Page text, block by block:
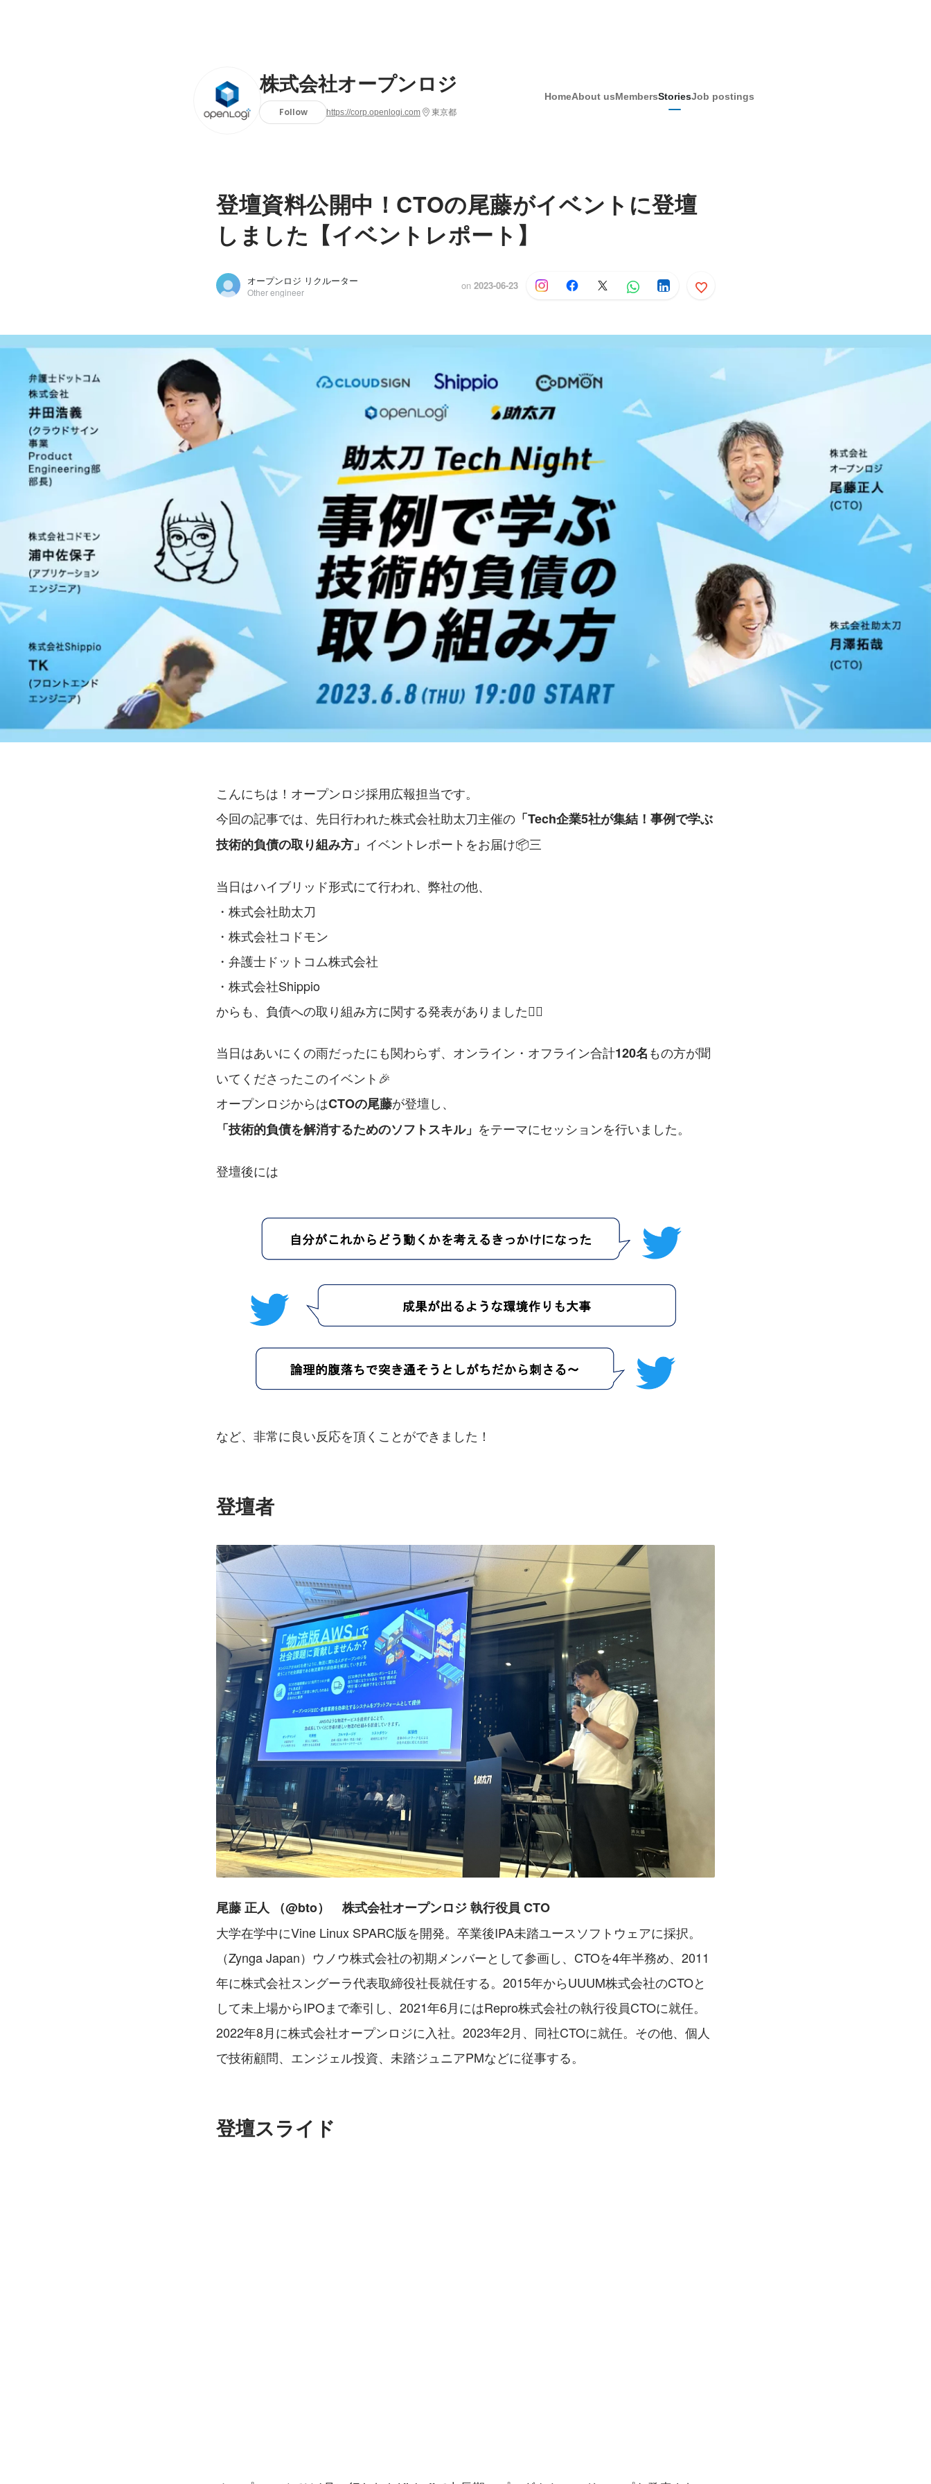
株式会社オープンロジ
Follow https://corp.openlogi.com 東京都
HomeAbout usMembersStoriesJob postings
登壇資料公開中！CTOの尾藤がイベントに登壇
しました【イベントレポート】
オープンロジ リクルーター
Other engineer
on 2023-06-23
こんにちは！オープンロジ採用広報担当です。
今回の記事では、先日行われた株式会社助太刀主催の 「Tech企業5社が集結！事例で学ぶ
技術的負債の取り組み方」 イベントレポートをお届け📦三
当日はハイブリッド形式にて行われ、弊社の他、
・株式会社助太刀
・株式会社コドモン
・弁護士ドットコム株式会社
・株式会社Shippio
からも、負債への取り組み方に関する発表がありました💁‍♀️
当日はあいにくの雨だったにも関わらず、オンライン・オフライン合計120名もの方が聞
いてくださったこのイベント🎉
オープンロジからはCTOの尾藤が登壇し、
「技術的負債を解消するためのソフトスキル」 をテーマにセッションを行いました。
登壇後には
など、非常に良い反応を頂くことができました！
登壇者
尾藤 正人 （@bto）　株式会社オープンロジ 執行役員 CTO
大学在学中にVine Linux SPARC版を開発。卒業後IPA未踏ユースソフトウェアに採択。
（Zynga Japan）ウノウ株式会社の初期メンバーとして参画し、CTOを4年半務め、2011
年に株式会社スングーラ代表取締役社長就任する。2015年からUUUM株式会社のCTOと
して未上場からIPOまで牽引し、2021年6月にはRepro株式会社の執行役員CTOに就任。
2022年8月に株式会社オープンロジに入社。2023年2月、同社CTOに就任。その他、個人
で技術顧問、エンジェル投資、未踏ジュニアPMなどに従事する。
登壇スライド
オープンロジ リクルーター
株式会社オープンロジ / Other engineer